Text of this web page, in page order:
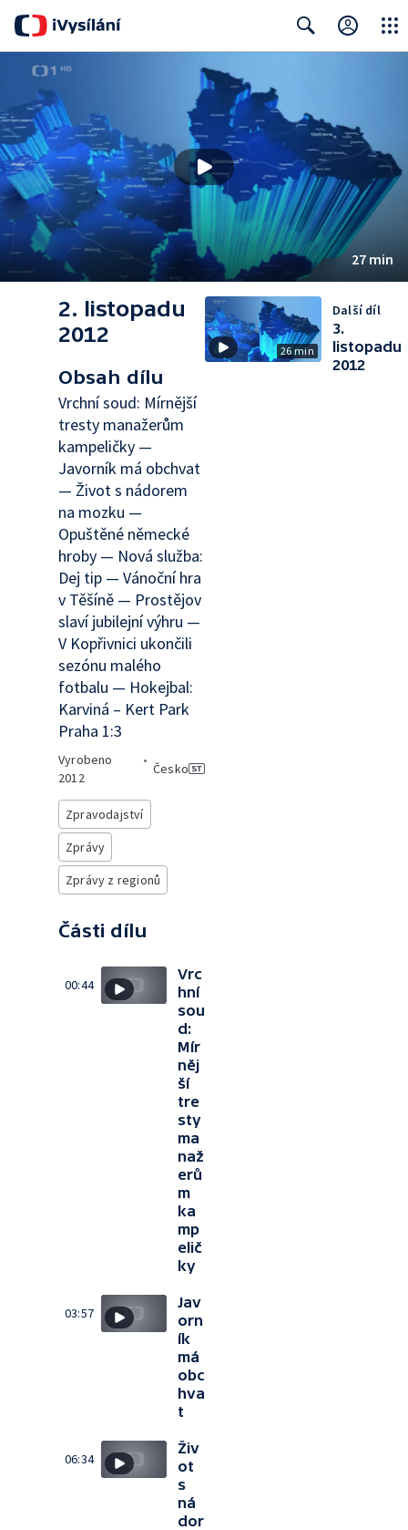
27 min
2. listopadu
2012
Obsah dílu
Vrchní soud: Mírnější
tresty manažerům
kampeličky —
Javorník má obchvat
— Život s nádorem
na mozku —
Opuštěné německé
hroby — Nová služba:
Dej tip — Vánoční hra
v Těšíně — Prostějov
slaví jubilejní výhru —
V Kopřivnici ukončili
sezónu malého
fotbalu — Hokejbal:
Karviná – Kert Park
Praha 1:3
Vyrobeno
2012
•
Česko
Zpravodajství
Zprávy
Zprávy z regionů
Části dílu
00:44
Vrc
hní
sou
d:
Mír
něj
ší
tre
sty
ma
naž
erů
m
ka
mp
elič
ky
03:57
Jav
orn
ík
má
obc
hva
t
06:34
Živ
ot
s
ná
dor
26 min
Další díl
3.
listopadu
2012